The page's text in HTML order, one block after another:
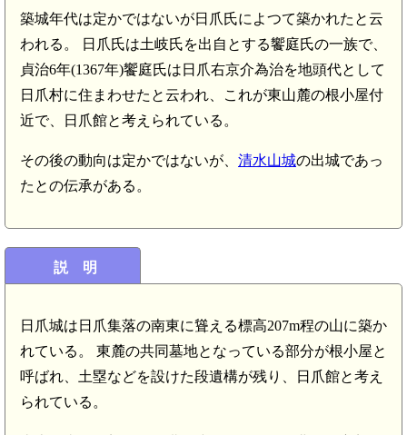
築城年代は定かではないが日爪氏によつて築かれたと云
われる。 日爪氏は土岐氏を出自とする饗庭氏の一族で、
貞治6年(1367年)饗庭氏は日爪右京介為治を地頭代として
日爪村に住まわせたと云われ、これが東山麓の根小屋付
近で、日爪館と考えられている。
その後の動向は定かではないが、 清水山城の出城であっ
たとの伝承がある。
説 明
日爪城は日爪集落の南東に聳える標高207m程の山に築か
れている。 東麓の共同墓地となっている部分が根小屋と
呼ばれ、土塁などを設けた段遺構が残り、日爪館と考え
られている。